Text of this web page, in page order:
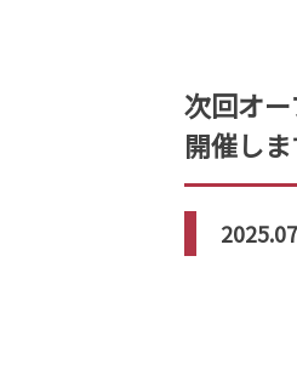
次回オ
開催しま